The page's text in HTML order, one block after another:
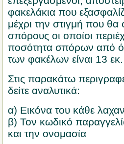
φακελάκια που
μέχρι την στιγμή που θα
σπόρους οι οποίοι
ποσότητα σπόρων από
των φακέλων είναι 13
Στις παρακάτω
δείτε αναλυτικά:
α) Εικόνα του κάθε
β) Τον κωδικό
και την ονομασία